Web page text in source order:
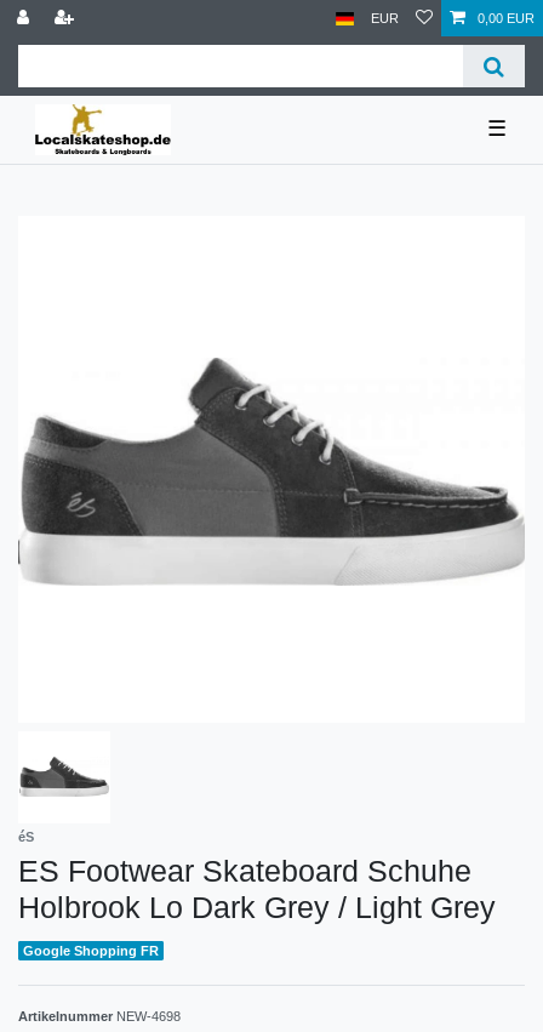
EUR 0,00 EUR
☰
éS
ES Footwear Skateboard Schuhe
Holbrook Lo Dark Grey / Light Grey
Google Shopping FR
Artikelnummer NEW-4698